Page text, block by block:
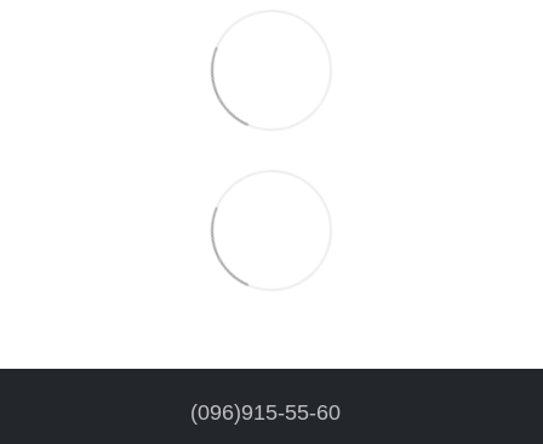
(096)915-55-60